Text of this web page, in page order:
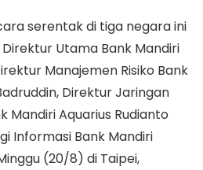
serentak di tiga negara ini
Utama Bank Mandiri
Manajemen Risiko Bank
Direktur Jaringan
Mandiri Aquarius Rudianto
Informasi Bank Mandiri
(20/8) di Taipei,